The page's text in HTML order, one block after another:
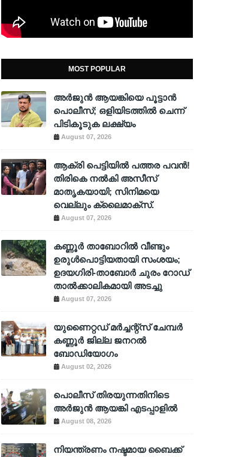
MOST POPULAR
അര്‍ജുന്‍ ആയങ്കിയെ പൂട്ടാന്‍
പൊലീസ്; ഒളിയിടത്തില്‍ ചെന്ന്
പിടികൂടുക ലക്ഷ്യം
August 07, 2026
ആക്രി പെട്ടിയിൽ പത്തര പവൻ!
തിരികെ നൽകി അസീസ്
മാതൃകയായി; സിനിമയെ
വെല്ലും ക്ലൈമാക്സ്.
August 07, 2026
കണ്ണൂർ താബോറിൽ വീണ്ടും
ഉരുൾപൊട്ടിയതായി സംശയം;
ഉദയഗിരി-താബോർ ചുരം റോഡ്
താൽക്കാലികമായി അടച്ചു
August 07, 2026
യുണൈറ്റഡ് മർച്ചന്റ്സ് ചേമ്പർ
കണ്ണൂർ ജില്ല ജനറൽ
ബോഡിയോഗം
August 02, 2026
പൊലീസ് തിരയുന്നതിനിടെ
അര്‍ജുന്‍ ആയങ്കി എടപ്പാളില്‍
August 08, 2026
നിയന്ത്രണം നഷ്ടമായ ബൈക്ക്